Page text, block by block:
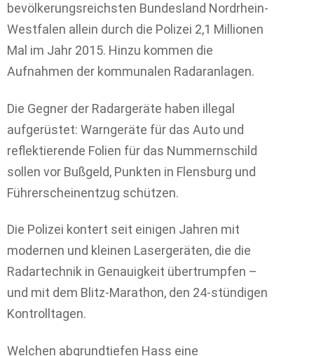
bevölkerungsreichsten Bundesland Nordrhein-
Westfalen allein durch die Polizei 2,1 Millionen
Mal im Jahr 2015. Hinzu kommen die
Aufnahmen der kommunalen Radaranlagen.
Die Gegner der Radargeräte haben illegal
aufgerüstet: Warngeräte für das Auto und
reflektierende Folien für das Nummernschild
sollen vor Bußgeld, Punkten in Flensburg und
Führerscheinentzug schützen.
Die Polizei kontert seit einigen Jahren mit
modernen und kleinen Lasergeräten, die die
Radartechnik in Genauigkeit übertrumpfen –
und mit dem Blitz-Marathon, den 24-stündigen
Kontrolltagen.
Welchen abgrundtiefen Hass eine